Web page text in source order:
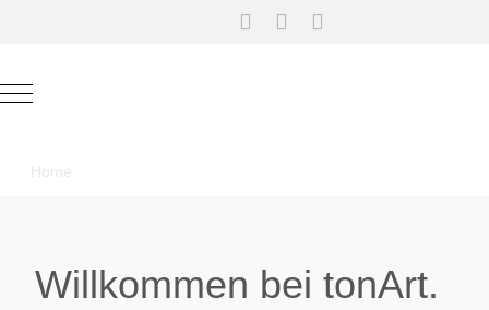
Mobile Menu Toggle
Home
Willkommen bei tonArt.